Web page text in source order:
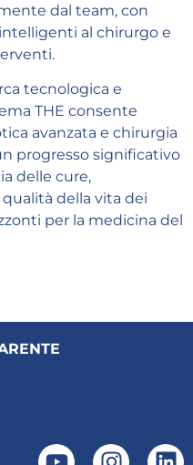
dal team, con
al chirurgo e
tecnologica e
THE consente
avanzata e chirurgia
progresso significativo
delle cure,
della vita dei
per la medicina del